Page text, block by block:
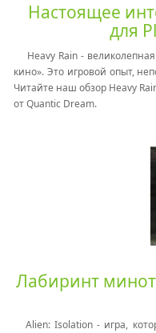
Настоящее
для
Heavy Rain -
кино». Это игровой опыт,
Читайте наш обзор Heavy
от Quantic Dream.
Лабиринт
Alien: Isolation - игра,